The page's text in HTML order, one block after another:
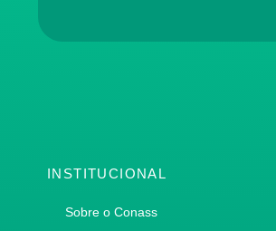
INSTITUCIONAL
Sobre o Conass